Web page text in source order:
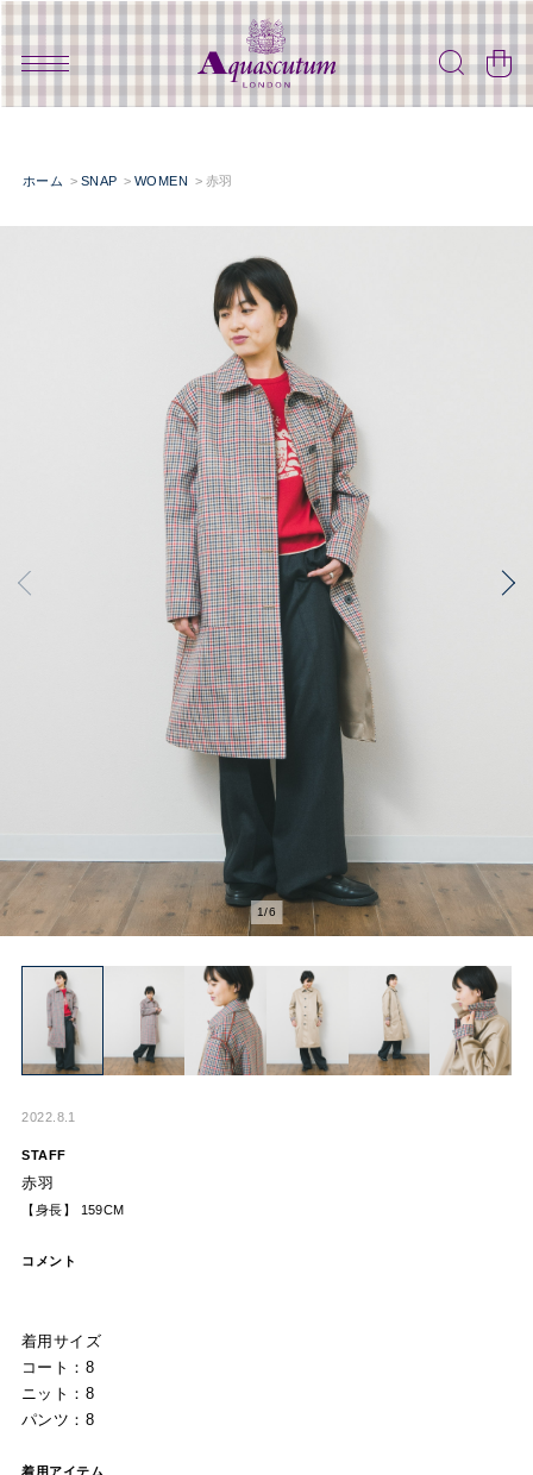
ホーム SNAP WOMEN 赤羽
1/6
2022.8.1
STAFF
赤羽
【身長】 159CM
コメント
着用サイズ
コート：8
ニット：8
パンツ：8
着用アイテム